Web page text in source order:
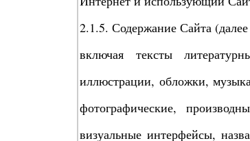
2.1.5. Содержание Сайта
включая тексты
иллюстрации, обложки,
фотографические,
визуальные интерфейсы,